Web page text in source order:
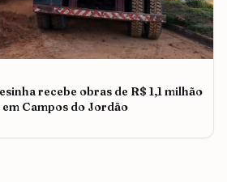
recebe obras de R$ 1,1 milhão
Campos do Jordão